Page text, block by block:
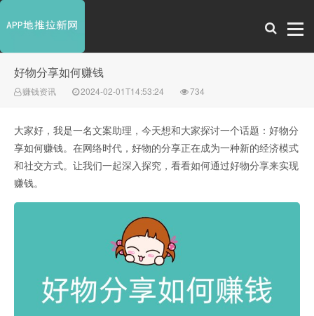
好物分享如何赚钱
赚钱资讯 2024-02-01T14:53:24 734
大家好，我是一名文案助理，今天想和大家探讨一个话题：好物分
享如何赚钱。在网络时代，好物的分享正在成为一种新的经济模式
和社交方式。让我们一起深入探究，看看如何通过好物分享来实现
赚钱。